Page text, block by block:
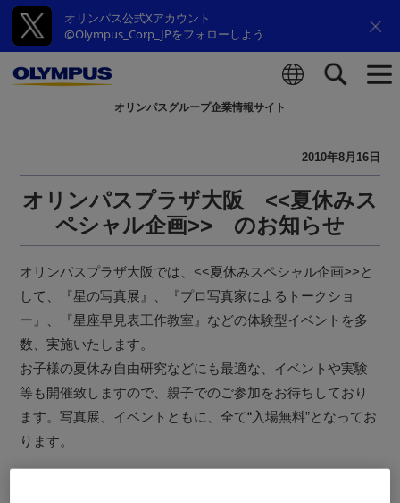
オリンパス公式Xアカウント
@Olympus_Corp_JPをフォローしよう
オリンパスグループ企業情報サイト
2010年8月16日
オリンパスプラザ大阪 <<夏休みス
ペシャル企画>> のお知らせ
オリンパスプラザ大阪では、<<夏休みスペシャル企画>>と
して、『星の写真展』、『プロ写真家によるトークショ
ー』、『星座早見表工作教室』などの体験型イベントを多
数、実施いたします。
お子様の夏休み自由研究などにも最適な、イベントや実験
等も開催致しますので、親子でのご参加をお待ちしており
ます。写真展、イベントともに、全て“入場無料”となってお
ります。